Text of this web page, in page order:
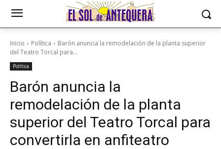
Inicio Política
Barón anuncia la remodelación de la planta superior
del Teatro Torcal para...
Política
Barón anuncia la
remodelación de la planta
superior del Teatro Torcal para
convertirla en anfiteatro